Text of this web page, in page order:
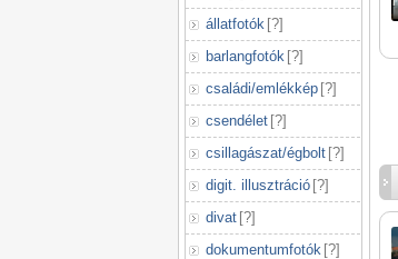
állatfotók [?]
barlangfotók [?]
családi/emlékkép [?]
csendélet [?]
csillagászat/égbolt [?]
digit. illusztráció [?]
divat [?]
dokumentumfotók [?]